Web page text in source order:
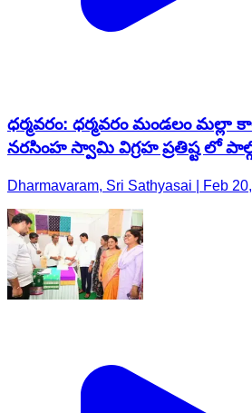
ధర్మవరం: ధర్మవరం మండలం మల్లా
నరసింహ స్వామి విగ్రహ ప్రతిష్ట లో
Dharmavaram, Sri Sathyasai | Feb